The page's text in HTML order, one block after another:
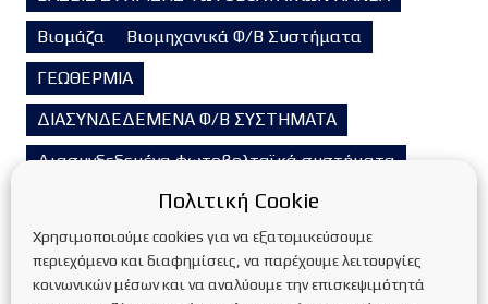
Βιομάζα
Βιομηχανικά Φ/Β Συστήματα
ΓΕΩΘΕΡΜΙΑ
ΔΙΑΣΥΝΔΕΔΕΜΕΝΑ Φ/Β ΣΥΣΤΗΜΑΤΑ
Διασυνδεδεμένα φωτοβολταϊκά συστήματα
Ενεργειακή αναβάθμιση κτιρίων
Ενεργειακή αναβάθμιση κτιρίων
Έξυπνο σπίτι
Επιδοτούμενα προγράμματα
Επικαιρότητα
Πολιτική Cookie
Χρησιμοποιούμε cookies για να εξατομικεύσουμε
περιεχόμενο και διαφημίσεις, να παρέχουμε λειτουργίες
κοινωνικών μέσων και να αναλύουμε την επισκεψιμότητά